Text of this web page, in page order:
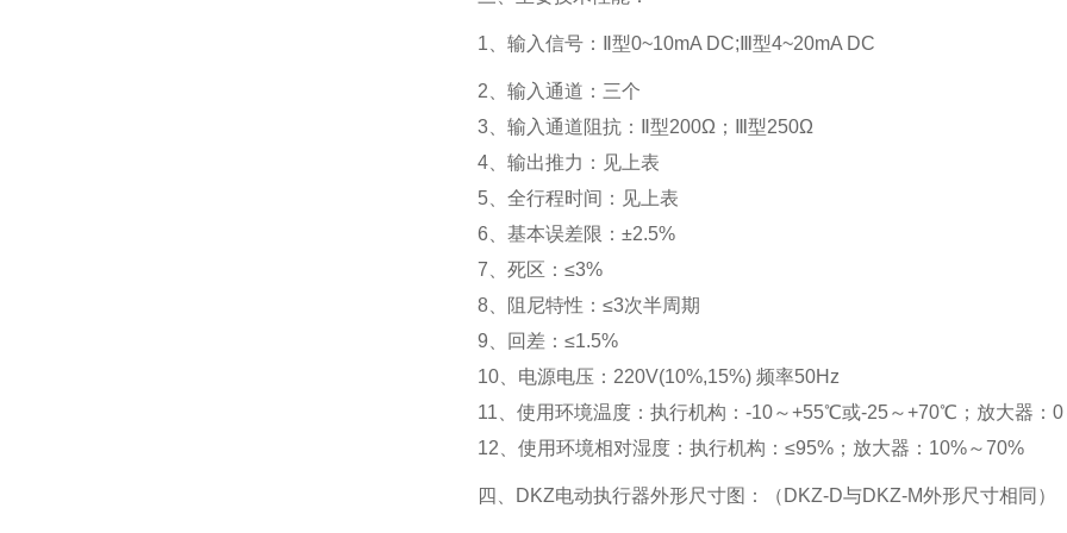
1、输入信号：Ⅱ型0~10mA DC;Ⅲ型4~20mA DC
2、输入通道：三个
3、输入通道阻抗：Ⅱ型200Ω；Ⅲ型250Ω
4、输出推力：见上表
5、全行程时间：见上表
6、基本误差限：±2.5%
7、死区：≤3%
8、阻尼特性：≤3次半周期
9、回差：≤1.5%
10、电源电压：220V(10%,15%) 频率50Hz
11、使用环境温度：执行机构：-10～+55℃或-25～+70℃；放大器：
12、使用环境相对湿度：执行机构：≤95%；放大器：10%～70%
四、DKZ电动执行器外形尺寸图：（DKZ-D与DKZ-M外形尺寸相同）